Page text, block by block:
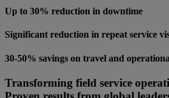
Up to 30% reduction in downtime
Significant reduction in repeat service
30-50% savings on travel and
Transforming field service